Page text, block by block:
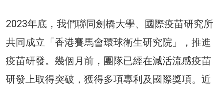
2023年底，我們聯同劍橋大學、國際疫苗研究所
共同成立「香港賽馬會環球衛生研究院」，推進
疫苗研發。幾個月前，團隊已經在減活流感疫苗
研發上取得突破，獲得多項專利及國際獎項。近